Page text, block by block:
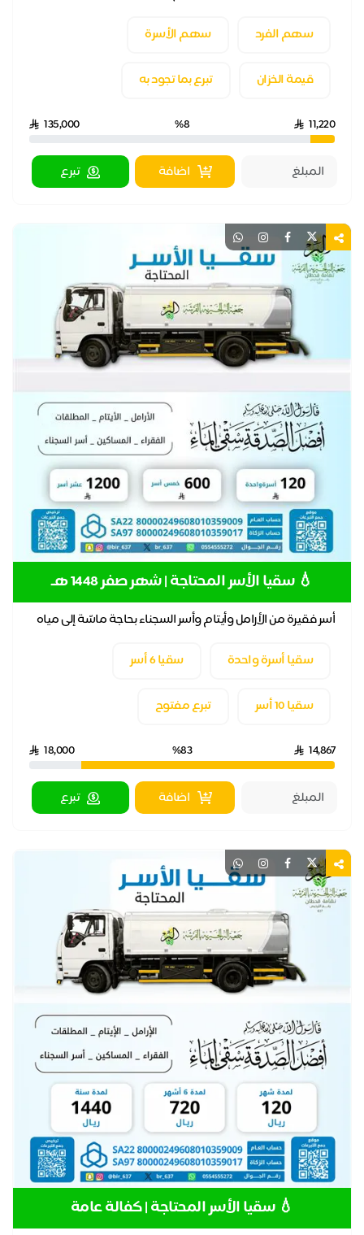
سهم الفرد
سهم الأسرة
قيمة الخزان تبرع بما تجود به
11,220
135,000
اضافة تبرع
💧 سقيا الأسر المحتاجة | شهر صفر 1448 هـ
أسر فقيرة من الأرامل وأيتام وأسر السجناء بحاجة ماسّة إلى مياه
سقيا أسرة واحدة
سقيا 6 أسر
سقيا 10 أسر تبرع مفتوح
14,867
18,000
اضافة تبرع
💧 سقيا الأسر المحتاجة | كفالة عامة